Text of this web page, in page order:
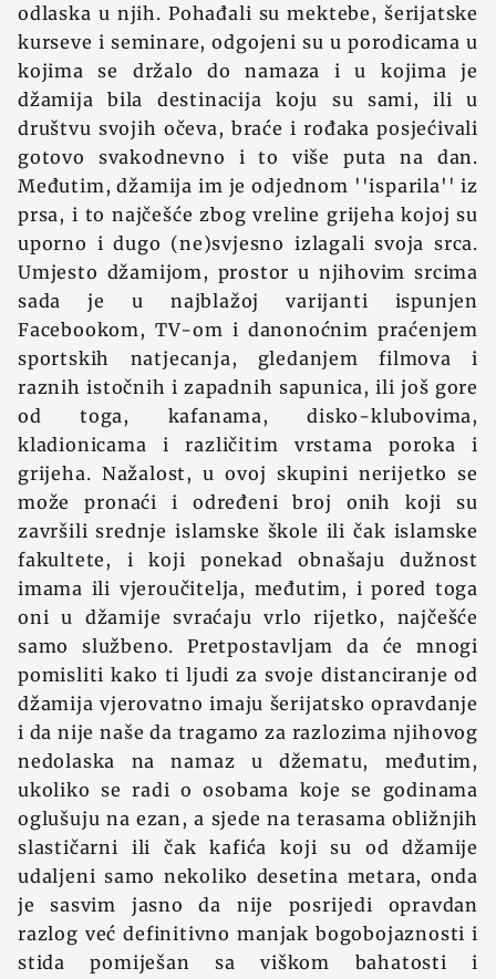
odlaska u njih. Pohađali su mektebe, šerijatske
kurseve i seminare, odgojeni su u porodicama u
kojima se držalo do namaza i u kojima je
džamija bila destinacija koju su sami, ili u
društvu svojih očeva, braće i rođaka posjećivali
gotovo svakodnevno i to više puta na dan.
Međutim, džamija im je odjednom ''isparila'' iz
prsa, i to najčešće zbog vreline grijeha kojoj su
uporno i dugo (ne)svjesno izlagali svoja srca.
Umjesto džamijom, prostor u njihovim srcima
sada je u najblažoj varijanti ispunjen
Facebookom, TV-om i danonoćnim praćenjem
sportskih natjecanja, gledanjem filmova i
raznih istočnih i zapadnih sapunica, ili još gore
od toga, kafanama, disko-klubovima,
kladionicama i različitim vrstama poroka i
grijeha. Nažalost, u ovoj skupini nerijetko se
može pronaći i određeni broj onih koji su
završili srednje islamske škole ili čak islamske
fakultete, i koji ponekad obnašaju dužnost
imama ili vjeroučitelja, međutim, i pored toga
oni u džamije svraćaju vrlo rijetko, najčešće
samo službeno. Pretpostavljam da će mnogi
pomisliti kako ti ljudi za svoje distanciranje od
džamija vjerovatno imaju šerijatsko opravdanje
i da nije naše da tragamo za razlozima njihovog
nedolaska na namaz u džematu, međutim,
ukoliko se radi o osobama koje se godinama
oglušuju na ezan, a sjede na terasama obližnjih
slastičarni ili čak kafića koji su od džamije
udaljeni samo nekoliko desetina metara, onda
je sasvim jasno da nije posrijedi opravdan
razlog već definitivno manjak bogobojaznosti i
stida pomiješan sa viškom bahatosti i